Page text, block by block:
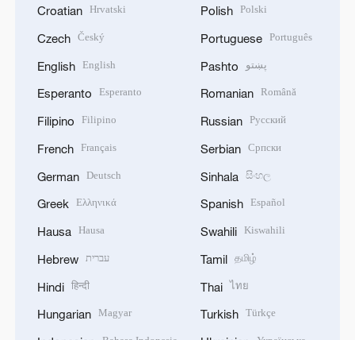
Croatian Hrvatski
Czech Český
English English
Esperanto Esperanto
Filipino Filipino
French Français
German Deutsch
Greek Ελληνικά
Hausa Hausa
Hebrew עברית
Hindi हिन्दी
Hungarian Magyar
Polish Polski
Portuguese Português
Pashto پښتو
Romanian Română
Russian Русский
Serbian Српски
Sinhala සිංහල
Spanish Español
Swahili Kiswahili
Tamil தமிழ்
Thai ไทย
Turkish Türkçe